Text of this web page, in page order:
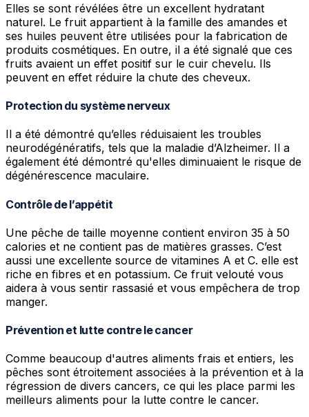
Elles se sont révélées être un excellent hydratant
naturel. Le fruit appartient à la famille des amandes et
ses huiles peuvent être utilisées pour la fabrication de
produits cosmétiques. En outre, il a été signalé que ces
fruits avaient un effet positif sur le cuir chevelu. Ils
peuvent en effet réduire la chute des cheveux.
Protection du système nerveux
Il a été démontré qu’elles réduisaient les troubles
neurodégénératifs, tels que la maladie d’Alzheimer. Il a
également été démontré qu'elles diminuaient le risque de
dégénérescence maculaire.
Contrôle de l’appétit
Une pêche de taille moyenne contient environ 35 à 50
calories et ne contient pas de matières grasses. C’est
aussi une excellente source de vitamines A et C. elle est
riche en fibres et en potassium. Ce fruit velouté vous
aidera à vous sentir rassasié et vous empêchera de trop
manger.
Prévention et lutte contre le cancer
Comme beaucoup d'autres aliments frais et entiers, les
pêches sont étroitement associées à la prévention et à la
régression de divers cancers, ce qui les place parmi les
meilleurs aliments pour la lutte contre le cancer.